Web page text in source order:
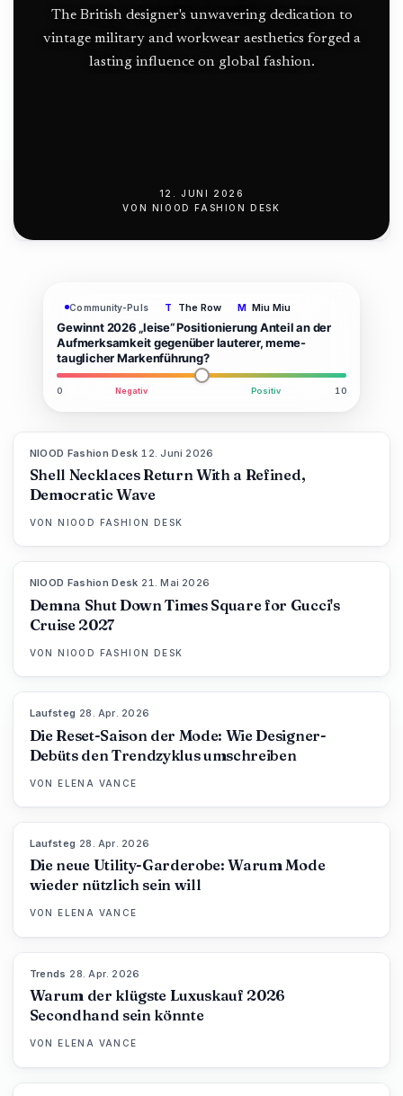
The British designer's unwavering dedication to
vintage military and workwear aesthetics forged a
lasting influence on global fashion.
12. JUNI 2026
VON NIOOD FASHION DESK
Community-Puls T The Row M Miu Miu
Gewinnt 2026 „leise“ Positionierung Anteil an der
Aufmerksamkeit gegenüber lauterer, meme-
tauglicher Markenführung?
0 Negativ Positiv 10
NIOOD Fashion Desk ·12. Juni 2026
Shell Necklaces Return With a Refined,
Democratic Wave
VON NIOOD FASHION DESK
NIOOD Fashion Desk 21. Mai 2026
Demna Shut Down Times Square for Gucci's
Cruise 2027
VON NIOOD FASHION DESK
Laufsteg 28. Apr. 2026
Die Reset-Saison der Mode: Wie Designer-
Debüts den Trendzyklus umschreiben
VON ELENA VANCE
Laufsteg 28. Apr. 2026
Die neue Utility-Garderobe: Warum Mode
wieder nützlich sein will
VON ELENA VANCE
Trends 28. Apr. 2026
Warum der klügste Luxuskauf 2026
Secondhand sein könnte
VON ELENA VANCE